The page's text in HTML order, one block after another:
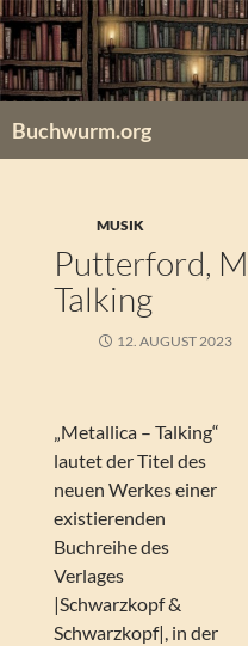
Zum
Inhalt
springen
Buchwurm.org
MUSIK
Putterford,
Talking
12. AUGUST 2023
„Metallica – Talking“
lautet der Titel des
neuen Werkes einer
existierenden
Buchreihe des
Verlages
|Schwarzkopf &
Schwarzkopf|, in der